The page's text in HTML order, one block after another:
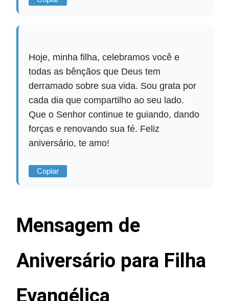
Hoje, minha filha, celebramos você e
todas as bênçãos que Deus tem
derramado sobre sua vida. Sou grata por
cada dia que compartilho ao seu lado.
Que o Senhor continue te guiando, dando
forças e renovando sua fé. Feliz
aniversário, te amo!
Copiar
Mensagem de
Aniversário para Filha
Evangélica